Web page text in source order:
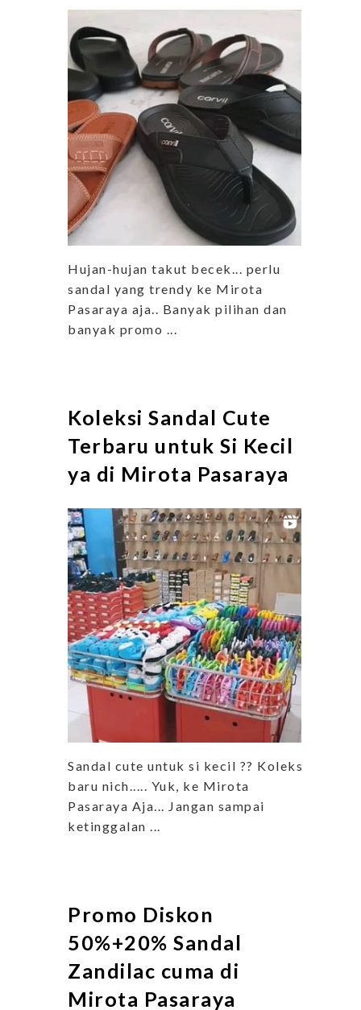
Hujan-hujan takut becek... perlu
sandal yang trendy ke Mirota
Pasaraya aja.. Banyak pilihan dan
banyak promo ...
Koleksi Sandal Cute
Terbaru untuk Si Kecil
ya di Mirota Pasaraya
Sandal cute untuk si kecil ?? Koleksi
baru nich..... Yuk, ke Mirota
Pasaraya Aja... Jangan sampai
ketinggalan ...
Promo Diskon
50%+20% Sandal
Zandilac cuma di
Mirota Pasaraya